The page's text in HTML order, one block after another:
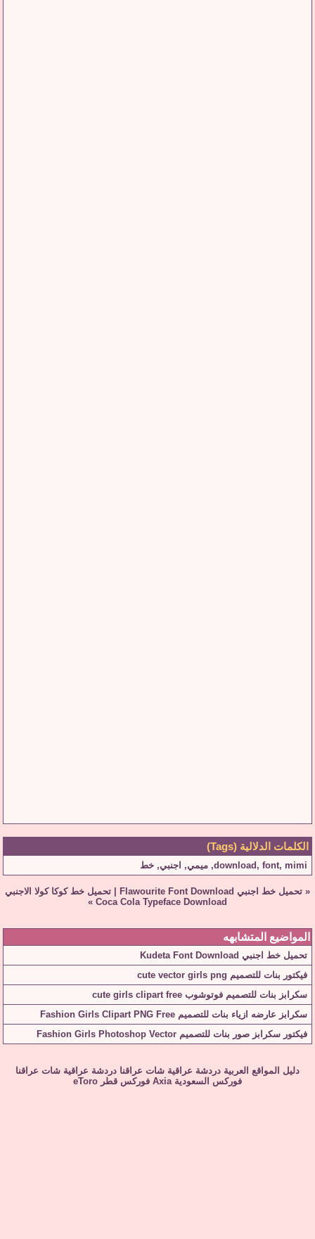
الكلمات الدلالية (Tags)
download , font, mimi
, ميمي, اجنبي, خط
« تحميل خط اجنبي Flawourite Font Download
تحميل خط كوكا كولا الاجنبي
Coca Cola Typeface Download
»
المواضيع المتشابهه
تحميل خط اجنبي Kudeta Font Download
فيكتور بنات للتصميم cute vector girls png
سكرابز بنات للتصميم فوتوشوب cute girls clipart free
سكرابز عارضه ازياء بنات للتصميم Fashion Girls Clipart PNG Free
فيكتور سكرابز صور بنات للتصميم Fashion Girls Photoshop Vector
دليل المواقع العربية دردشة عراقية شات عراقنا دردشة عراقية شات عراقنا
فوركس السعودية Axia فوركس قطر eToro